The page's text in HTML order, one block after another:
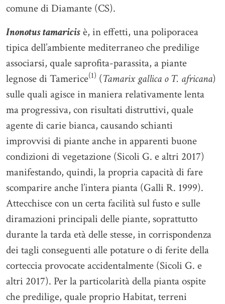
comune di Diamante (CS).
Inonotus tamaricisè, in effetti, una poliporacea
tipica dell’ambiente mediterraneo che predilige
associarsi, quale saprofita-parassita, a piante
legnose di Tamerice(1) (Tamarix gallica o T. africana)
sulle quali agisce in maniera relativamente lenta
ma progressiva, con risultati distruttivi, quale
agente di carie bianca, causando schianti
improvvisi di piante anche in apparenti buone
condizioni di vegetazione (Sicoli G. e altri 2017)
manifestando, quindi, la propria capacità di fare
scomparire anche l’intera pianta (Galli R. 1999).
Attecchisce con un certa facilità sul fusto e sulle
diramazioni principali delle piante, soprattutto
durante la tarda età delle stesse, in corrispondenza
dei tagli conseguenti alle potature o di ferite della
corteccia provocate accidentalmente (Sicoli G. e
altri 2017). Per la particolarità della pianta ospite
che predilige, quale proprio Habitat, terreni